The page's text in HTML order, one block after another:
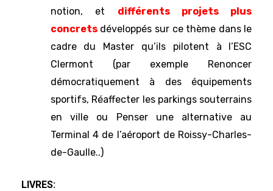
notion, et différents projets plus
concretsdéveloppés sur ce thème dans le
cadre du Master qu’ils pilotent à l’ESC
Clermont (par exemple Renoncer
démocratiquement à des équipements
sportifs, Réaffecter les parkings souterrains
en ville ou Penser une alternative au
Terminal 4 de l’aéroport de Roissy-Charles-
de-Gaulle..)
LIVRES: